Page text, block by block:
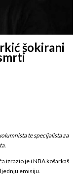
šokirani
te specijalista za
izrazio je i NBA košarkaš
emisiju.